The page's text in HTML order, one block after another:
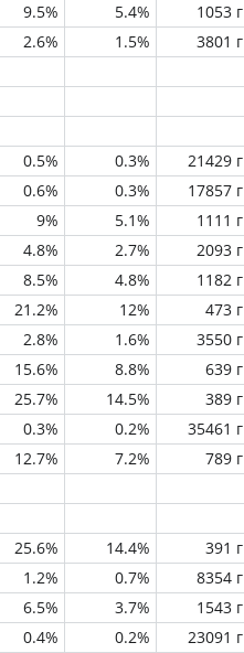
9.5% 5.4%
1053 г
2.6% 1.5%
3801 г
0.5% 0.3%
21429 г
0.6% 0.3%
17857 г
9% 5.1%
1111 г
4.8% 2.7%
2093 г
8.5% 4.8%
1182 г
21.2% 12%
473 г
2.8% 1.6%
3550 г
15.6% 8.8%
639 г
25.7% 14.5%
389 г
0.3% 0.2%
35461 г
12.7% 7.2%
789 г
25.6% 14.4%
391 г
1.2% 0.7%
8354 г
6.5% 3.7%
1543 г
0.4% 0.2%
23091 г